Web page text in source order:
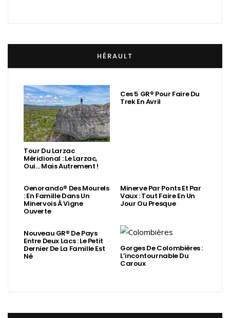
HÉRAULT
Tour Du Larzac
Méridional : Le Larzac,
Oui… Mais Autrement !
Ces 5 GR® Pour Faire Du
Trek En Avril
Oenorando® Des Mourels
: En Famille Dans Un
Minervois À Vigne
Ouverte
Minerve Par Ponts Et Par
Vaux : Tout Faire En Un
Jour Ou Presque
Nouveau GR® De Pays
Entre Deux Lacs : Le Petit
Dernier De La Famille Est
Né
Gorges De Colombières :
L’incontournable Du
Caroux